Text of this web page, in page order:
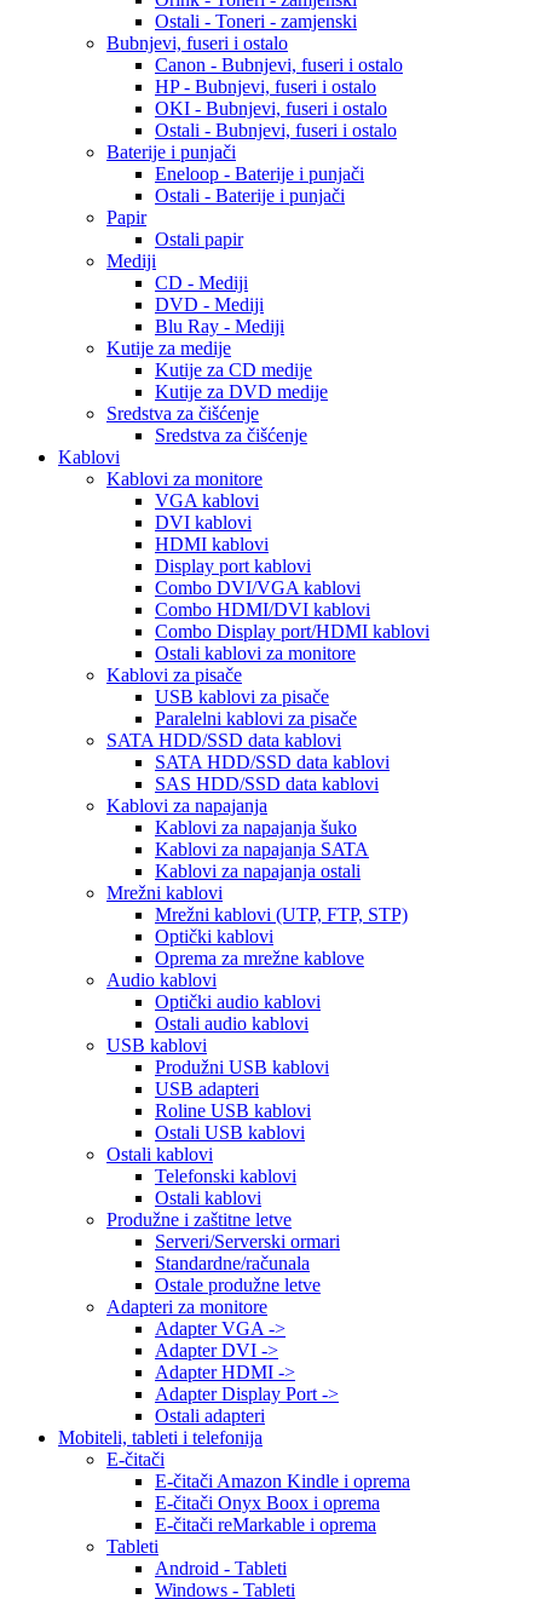
Ostali - Toneri - zamjenski
Bubnjevi, fuseri i ostalo
Canon - Bubnjevi, fuseri i ostalo
HP - Bubnjevi, fuseri i ostalo
OKI - Bubnjevi, fuseri i ostalo
Ostali - Bubnjevi, fuseri i ostalo
Baterije i punjači
Eneloop - Baterije i punjači
Ostali - Baterije i punjači
Papir
Ostali papir
Mediji
CD - Mediji
DVD - Mediji
Blu Ray - Mediji
Kutije za medije
Kutije za CD medije
Kutije za DVD medije
Sredstva za čišćenje
Sredstva za čišćenje
Kablovi
Kablovi za monitore
VGA kablovi
DVI kablovi
HDMI kablovi
Display port kablovi
Combo DVI/VGA kablovi
Combo HDMI/DVI kablovi
Combo Display port/HDMI kablovi
Ostali kablovi za monitore
Kablovi za pisače
USB kablovi za pisače
Paralelni kablovi za pisače
SATA HDD/SSD data kablovi
SATA HDD/SSD data kablovi
SAS HDD/SSD data kablovi
Kablovi za napajanja
Kablovi za napajanja šuko
Kablovi za napajanja SATA
Kablovi za napajanja ostali
Mrežni kablovi
Mrežni kablovi (UTP, FTP, STP)
Optički kablovi
Oprema za mrežne kablove
Audio kablovi
Optički audio kablovi
Ostali audio kablovi
USB kablovi
Produžni USB kablovi
USB adapteri
Roline USB kablovi
Ostali USB kablovi
Ostali kablovi
Telefonski kablovi
Ostali kablovi
Produžne i zaštitne letve
Serveri/Serverski ormari
Standardne/računala
Ostale produžne letve
Adapteri za monitore
Adapter VGA ->
Adapter DVI ->
Adapter HDMI ->
Adapter Display Port ->
Ostali adapteri
Mobiteli, tableti i telefonija
E-čitači
E-čitači Amazon Kindle i oprema
E-čitači Onyx Boox i oprema
E-čitači reMarkable i oprema
Tableti
Android - Tableti
Windows - Tableti